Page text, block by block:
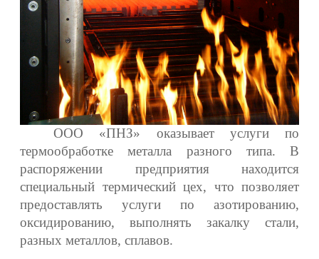
ООО «ПНЗ» оказывает услуги по
термообработке металла разного типа. В
распоряжении предприятия находится
специальный термический цех, что позволяет
предоставлять услуги по азотированию,
оксидированию, выполнять закалку стали,
разных металлов, сплавов.